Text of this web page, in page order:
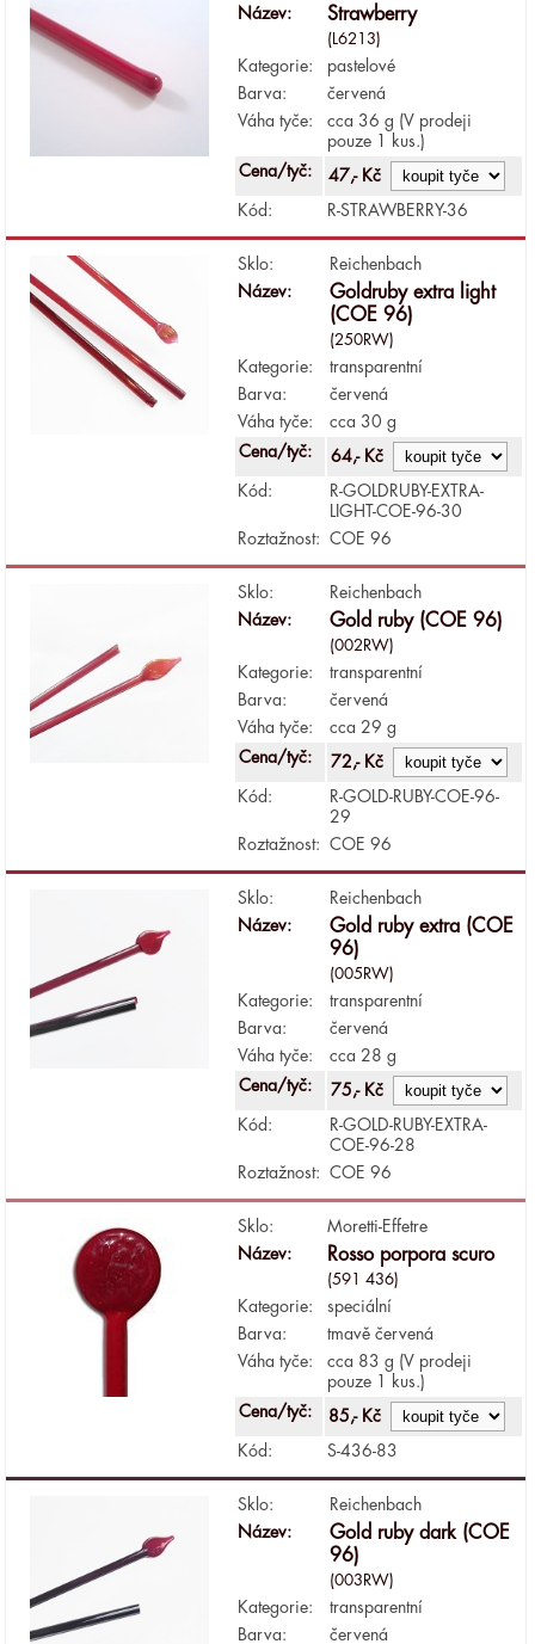
Název: Strawberry
(L6213)
Kategorie:
pastelové
Barva:
červená
Váha tyče:
cca 36 g (V prodeji
pouze 1 kus.)
Cena/tyč:
47,- Kč
Kód: R-STRAWBERRY-36
Sklo:
Reichenbach
Název:
Goldruby extra light
(COE 96)
(250RW)
Kategorie:
transparentní
Barva:
červená
Váha tyče:
cca 30 g
Cena/tyč:
64,- Kč
Kód:
R-GOLDRUBY-EXTRA-
LIGHT-COE-96-30
Roztažnost:
COE 96
Sklo:
Reichenbach
Název:
Gold ruby (COE 96)
(002RW)
Kategorie:
transparentní
Barva:
červená
Váha tyče:
cca 29 g
Cena/tyč:
72,- Kč
Kód:
R-GOLD-RUBY-COE-96-
29
Roztažnost:
COE 96
Sklo:
Reichenbach
Název:
Gold ruby extra (COE
96)
(005RW)
Kategorie:
transparentní
Barva:
červená
Váha tyče:
cca 28 g
Cena/tyč:
75,- Kč
Kód:
R-GOLD-RUBY-EXTRA-
COE-96-28
Roztažnost:
COE 96
Sklo:
Moretti-Effetre
Název:
Rosso porpora scuro
(591 436)
Kategorie:
speciální
Barva:
tmavě červená
Váha tyče:
cca 83 g (V prodeji
pouze 1 kus.)
Cena/tyč:
85,- Kč
Kód: S-436-83
Sklo:
Reichenbach
Název:
Gold ruby dark (COE
96)
(003RW)
Kategorie:
transparentní
Barva:
červená